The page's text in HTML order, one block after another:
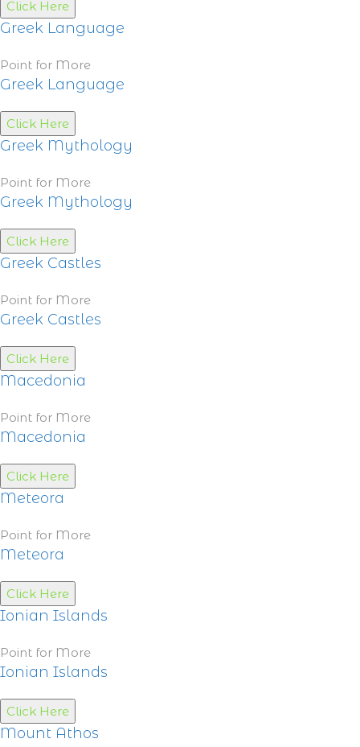
Click Here
Greek Language
Point for More
Greek Language
Click Here
Greek Mythology
Point for More
Greek Mythology
Click Here
Greek Castles
Point for More
Greek Castles
Click Here
Macedonia
Point for More
Macedonia
Click Here
Meteora
Point for More
Meteora
Click Here
Ionian Islands
Point for More
Ionian Islands
Click Here
Mount Athos